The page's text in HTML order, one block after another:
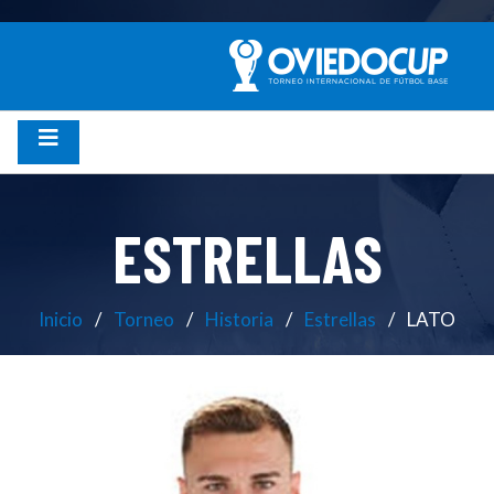
ESTRELLAS
Inicio Torneo Historia Estrellas LATO